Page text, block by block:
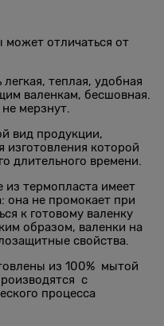
может отличаться от
теплая, удобная
валенкам, бесшовная.
мерзнут.
вид продукции,
изготовления которой
длительного времени.
термопласта имеет
она не промокает при
к готовому валенку
образом, валенки на
свойства.
из 100% мытой
с
процесса